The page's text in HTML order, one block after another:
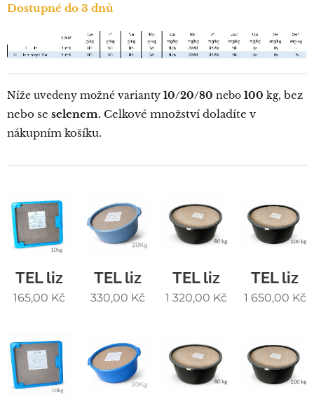
Dostupné do 3 dnů
Níže uvedeny možné varianty 10/20/80 nebo 100 kg, bez
nebo se selenem. Celkové množství doladíte v
nákupním košíku.
TEL liz
165,00 Kč
TEL liz
330,00 Kč
TEL liz
1 320,00 Kč
TEL liz
1 650,00 Kč